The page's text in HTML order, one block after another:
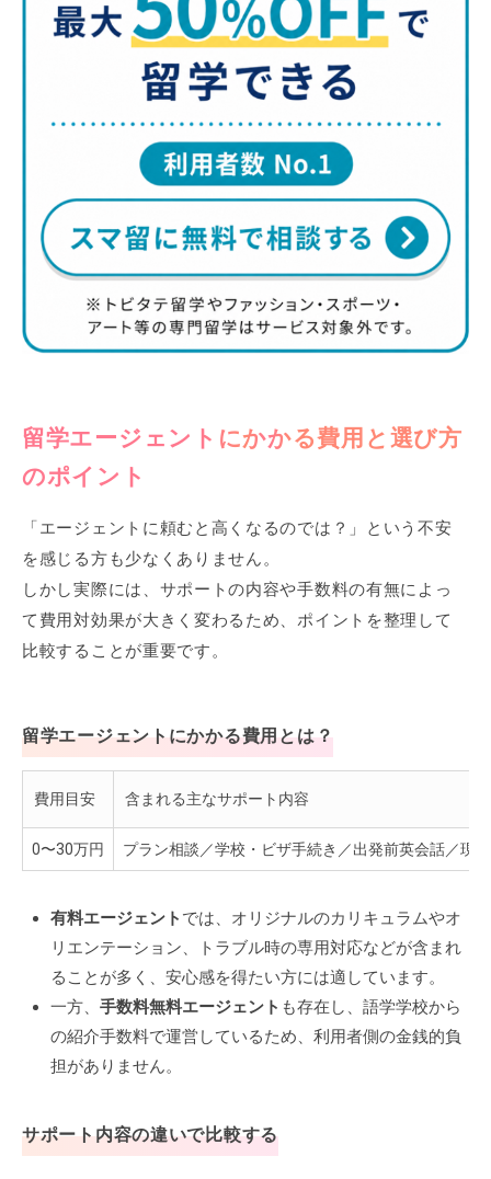
留学エージェントにかかる費用と選び方
のポイント
「エージェントに頼むと高くなるのでは？」という不安
を感じる方も少なくありません。
しかし実際には、サポートの内容や手数料の有無によっ
て費用対効果が大きく変わるため、ポイントを整理して
比較することが重要です。
留学エージェントにかかる費用とは？
費用目安 含まれる主なサポート内容
0〜30万円 プラン相談／学校・ビザ手続き／出発前英会話／現
有料エージェント では、オリジナルのカリキュラムやオ
リエンテーション、トラブル時の専用対応などが含まれ
ることが多く、安心感を得たい方には適しています。
一方、 手数料無料エージェント も存在し、語学学校から
の紹介手数料で運営しているため、利用者側の金銭的負
担がありません。
サポート内容の違いで比較する